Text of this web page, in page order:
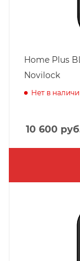
Home Plus
Novilock
Нет в
10 600